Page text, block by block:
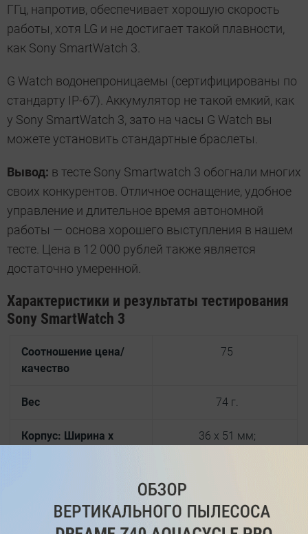
ГГц, напротив, обеспечивает хорошую скорость
работы, хотя LG и не достигает такой плавности,
как Sony SmartWatch 3.
G Watch водонепроницаемы (сертифицированы по
стандарту IP-67). Аккумулятор не такой емкий, как
у Sony SmartWatch 3, зато на часы G Watch вы
можете установить стандартные браслеты.
Вывод: в тесте Sony Smartwatch 3 обогнали многих
своих конкурентов. Отличное оснащение, удобное
управление и длительное время автономной
работы — основа хорошего выступления в нашем
тесте. Цена в 12 000 рублей также является
достаточно умеренной.
Характеристики и результаты тестирования
Sony SmartWatch 3
Соотношение цена/
качество
75
Вес 74 г.
Корпус: Ширина x
36 x 51 мм;
Водонепроницаемость 1,5 метра